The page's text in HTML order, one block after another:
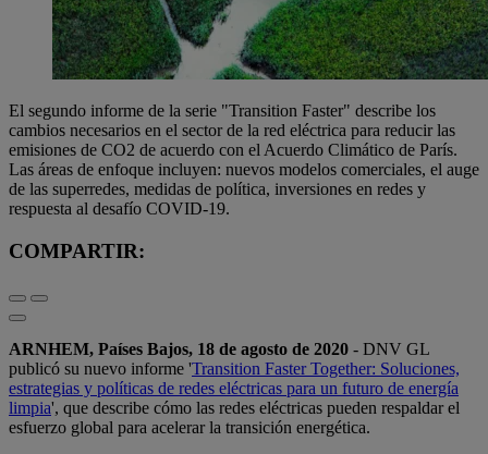
El segundo informe de la serie "Transition Faster" describe los
cambios necesarios en el sector de la red eléctrica para reducir las
emisiones de CO2 de acuerdo con el Acuerdo Climático de París.
Las áreas de enfoque incluyen: nuevos modelos comerciales, el auge
de las superredes, medidas de política, inversiones en redes y
respuesta al desafío COVID-19.
COMPARTIR:
ARNHEM, Países Bajos, 18 de agosto de 2020 - DNV GL
publicó su nuevo informe 'Transition Faster Together: Soluciones,
estrategias y políticas de redes eléctricas para un futuro de energía
limpia', que describe cómo las redes eléctricas pueden respaldar el
esfuerzo global para acelerar la transición energética.